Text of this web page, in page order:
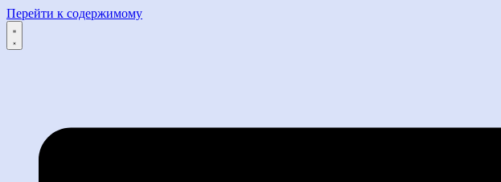
Перейти к содержимому